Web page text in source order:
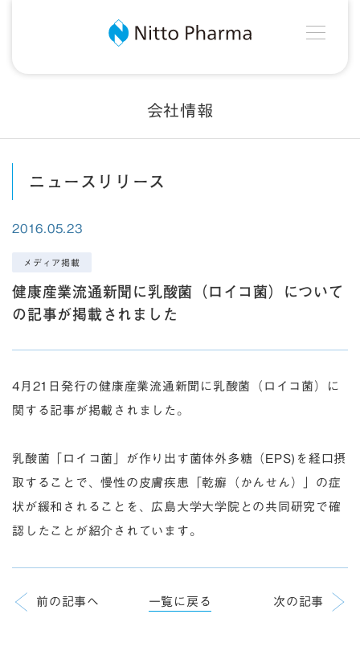
Nitto Pharma
会社情報
ニュースリリース
2016.05.23
メディア掲載
健康産業流通新聞に乳酸菌（ロイコ菌）について
の記事が掲載されました
4月21日発行の健康産業流通新聞に乳酸菌（ロイコ菌）に
関する記事が掲載されました。
乳酸菌「ロイコ菌」が作り出す菌体外多糖（EPS)を経口摂
取することで、慢性の皮膚疾患「乾癬（かんせん）」の症
状が緩和されることを、広島大学大学院との共同研究で確
認したことが紹介されています。
前の記事へ 一覧に戻る 次の記事